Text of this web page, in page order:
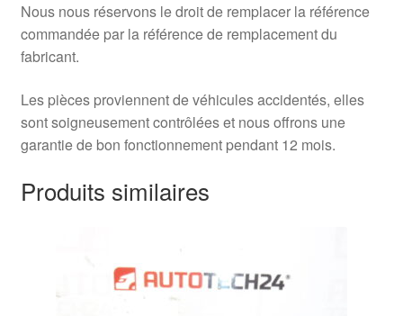
Nous nous réservons le droit de remplacer la référence
commandée par la référence de remplacement du
fabricant.
Les pièces proviennent de véhicules accidentés, elles
sont soigneusement contrôlées et nous offrons une
garantie de bon fonctionnement pendant 12 mois.
Produits similaires